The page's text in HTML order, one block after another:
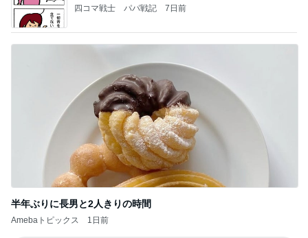
四コマ戦士 パパ戦記 7日前
半年ぶりに長男と2人きりの時間
Amebaトピックス 1日前